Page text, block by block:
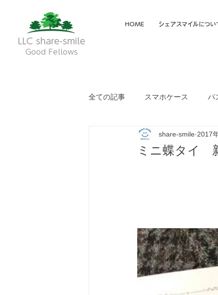
LLC share-smile
Good Fellows
HOME シェアスマイルについ
全ての記事 スマホケース パ
メイディア掲載・動画 フク
ミニ蝶タイ
share-smile 2017